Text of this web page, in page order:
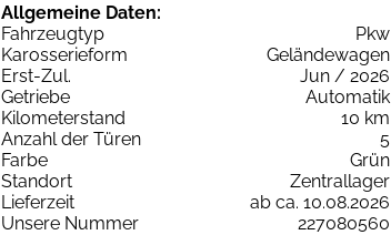
Allgemeine Daten:
Fahrzeugtyp
Pkw
Karosserieform
Geländewagen
Erst-Zul.
Jun / 2026
Getriebe
Automatik
Kilometerstand
10 km
Anzahl der Türen
5
Farbe
Grün
Standort
Zentrallager
Lieferzeit
ab ca. 10.08.2026
Unsere Nummer
227080560